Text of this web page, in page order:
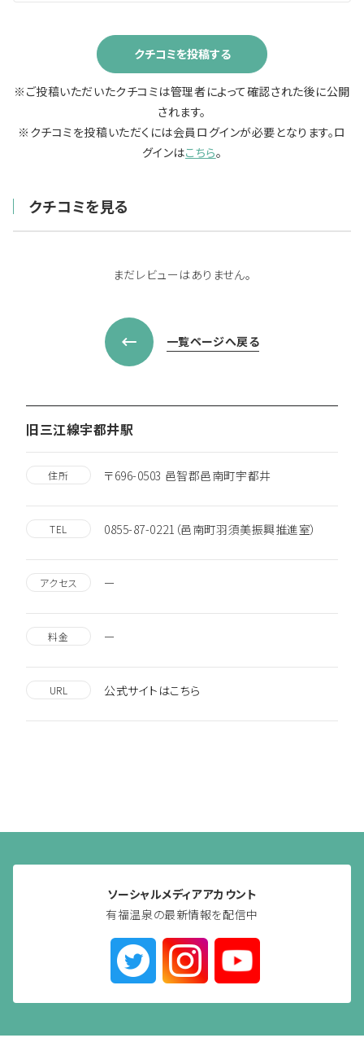
クチコミを投稿する
※ご投稿いただいたクチコミは管理者によって確認された後に公開
されます。
※クチコミを投稿いただくには会員ログインが必要となります。ロ
グインはこちら。
クチコミを見る
まだレビューはありません。
一覧ページへ戻る
旧三江線宇都井駅
住所 〒696-0503 邑智郡邑南町宇都井
TEL 0855-87-0221（邑南町羽須美振興推進室）
アクセス ー
料金 ー
URL 公式サイトはこちら
ソーシャルメディアアカウント
有福温泉の最新情報を配信中